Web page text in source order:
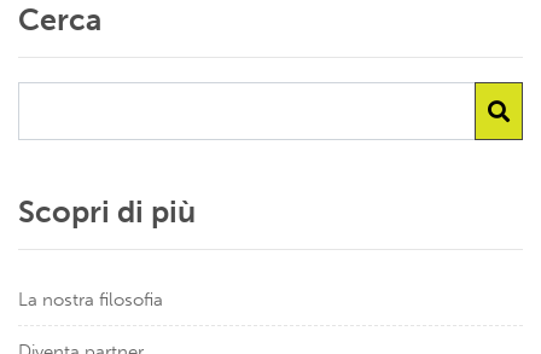
Cerca
Scopri di più
La nostra filosofia